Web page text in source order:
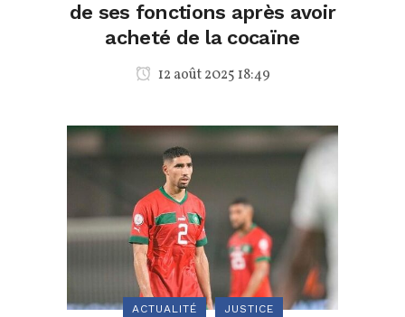
de ses fonctions après avoir
acheté de la cocaïne
12 août 2025 18:49
ACTUALITÉ JUSTICE